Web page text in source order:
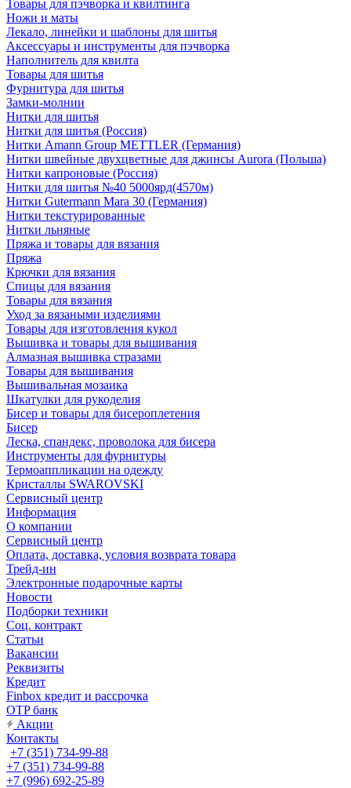
Товары для пэчворка и квилтинга
Ножи и маты
Лекало, линейки и шаблоны для шитья
Аксессуары и инструменты для пэчворка
Наполнитель для квилта
Товары для шитья
Фурнитура для шитья
Замки-молнии
Нитки для шитья
Нитки для шитья (Россия)
Нитки Amann Group METTLER (Германия)
Нитки швейные двухцветные для джинсы Aurora (Польша)
Нитки капроновые (Россия)
Нитки для шитья №40 5000ярд(4570м)
Нитки Gutermann Mara 30 (Германия)
Нитки текстурированные
Нитки льняные
Пряжа и товары для вязания
Пряжа
Крючки для вязания
Спицы для вязания
Товары для вязания
Уход за вязаными изделиями
Товары для изготовления кукол
Вышивка и товары для вышивания
Алмазная вышивка стразами
Товары для вышивания
Вышивальная мозаика
Шкатулки для рукоделия
Бисер и товары для бисероплетения
Бисер
Леска, спандекс, проволока для бисера
Инструменты для фурнитуры
Термоаппликации на одежду
Кристаллы SWAROVSKI
Сервисный центр
Информация
О компании
Сервисный центр
Оплата, доставка, условия возврата товара
Трейд-ин
Электронные подарочные карты
Новости
Подборки техники
Соц. контракт
Статьи
Вакансии
Реквизиты
Кредит
Finbox кредит и рассрочка
OTP банк
Акции
Контакты
+7 (351) 734-99-88
+7 (351) 734-99-88
+7 (996) 692-25-89